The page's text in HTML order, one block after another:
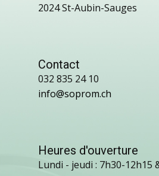
2024 St-Aubin-Sauges
Contact
032 835 24 10
info@soprom.ch
Heures d'ouverture
Lundi - jeudi : 7h30-12h15